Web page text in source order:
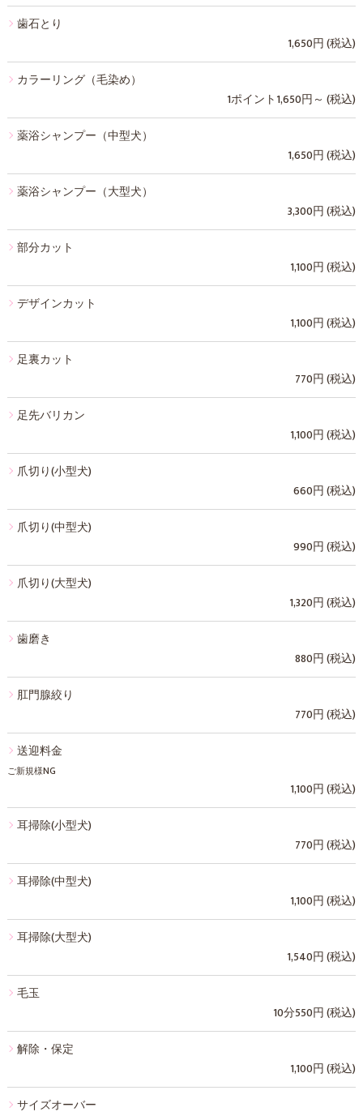
歯石とり
1,650円 (税込)
カラーリング（毛染め）
1ポイント1,650円～ (税込)
薬浴シャンプー（中型犬）
1,650円 (税込)
薬浴シャンプー（大型犬）
3,300円 (税込)
部分カット
1,100円 (税込)
デザインカット
1,100円 (税込)
足裏カット
770円 (税込)
足先バリカン
1,100円 (税込)
爪切り(小型犬)
660円 (税込)
爪切り(中型犬)
990円 (税込)
爪切り(大型犬)
1,320円 (税込)
歯磨き
880円 (税込)
肛門腺絞り
770円 (税込)
送迎料金
ご新規様NG
1,100円 (税込)
耳掃除(小型犬)
770円 (税込)
耳掃除(中型犬)
1,100円 (税込)
耳掃除(大型犬)
1,540円 (税込)
毛玉
10分550円 (税込)
解除・保定
1,100円 (税込)
サイズオーバー